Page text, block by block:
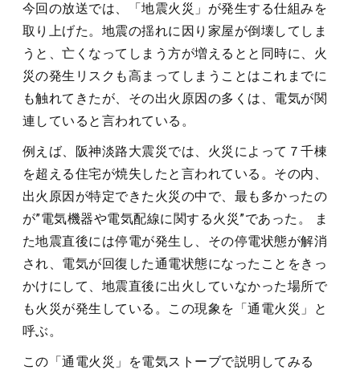
今回の放送では、「地震火災」が発生する仕組みを
取り上げた。地震の揺れに因り家屋が倒壊してしま
うと、亡くなってしまう方が増えるとと同時に、火
災の発生リスクも高まってしまうことはこれまでに
も触れてきたが、その出火原因の多くは、電気が関
連していると言われている。
例えば、阪神淡路大震災では、火災によって７千棟
を超える住宅が焼失したと言われている。その内、
出火原因が特定できた火災の中で、最も多かったの
が”電気機器や電気配線に関する火災”であった。 ま
た地震直後には停電が発生し、その停電状態が解消
され、電気が回復した通電状態になったことをきっ
かけにして、地震直後に出火していなかった場所で
も火災が発生している。この現象を「通電火災」と
呼ぶ。
この「通電火災」を電気ストーブで説明してみる